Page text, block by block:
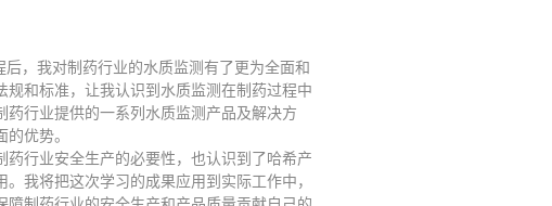
，我对制药行业的水质监测有了更为全面和
和标准，让我认识到水质监测在制药过程中
行业提供的一系列水质监测产品及解决方
优势。
行业安全生产的必要性，也认识到了哈希产
我将把这次学习的成果应用到实际工作中，